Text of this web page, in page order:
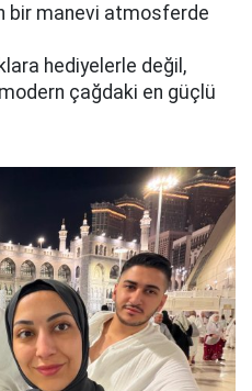
bir manevi atmosferde
hediyelerle değil,
modern çağdaki en güçlü